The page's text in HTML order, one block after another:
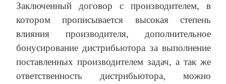
Заключенный договор с производителем, в
котором прописывается высокая степень
влияния производителя, дополнительное
бонусирование дистрибьютора за выполнение
поставленных производителем задач, а так же
ответственность дистрибьютора, можно